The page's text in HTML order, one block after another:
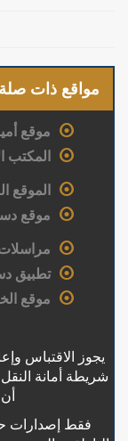
مواقع ذات صلة
موقع
المكتب
الموقع
موقع
تطبيق
موقع
يجوز الاقتباس
شريطة أمانة
فقط إصدارات